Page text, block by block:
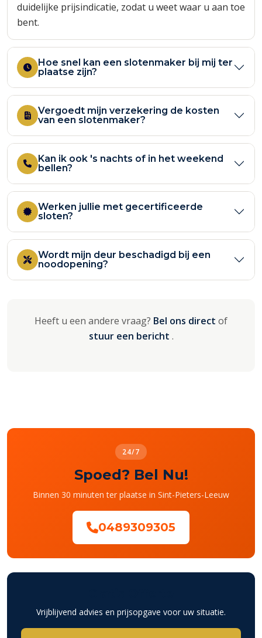
duidelijke prijsindicatie, zodat u weet waar u aan toe
bent.
Hoe snel kan een slotenmaker bij mij ter
plaatse zijn?
Vergoedt mijn verzekering de kosten
van een slotenmaker?
Kan ik ook 's nachts of in het weekend
bellen?
Werken jullie met gecertificeerde
sloten?
Wordt mijn deur beschadigd bij een
noodopening?
Heeft u een andere vraag? Bel ons direct of
stuur een bericht .
24/7
Spoed? Bel Nu!
Binnen 30 minuten ter plaatse in Sint-Pieters-Leeuw
0489309305
Vrijblijvend advies en prijsopgave voor uw situatie.